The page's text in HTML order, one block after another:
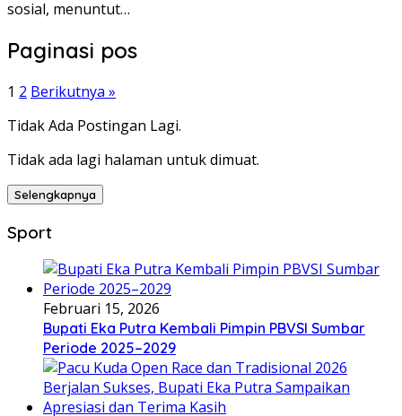
sosial, menuntut…
Paginasi pos
1 2 Berikutnya »
Tidak Ada Postingan Lagi.
Tidak ada lagi halaman untuk dimuat.
Selengkapnya
Sport
Februari 15, 2026
Bupati Eka Putra Kembali Pimpin PBVSI Sumbar
Periode 2025–2029